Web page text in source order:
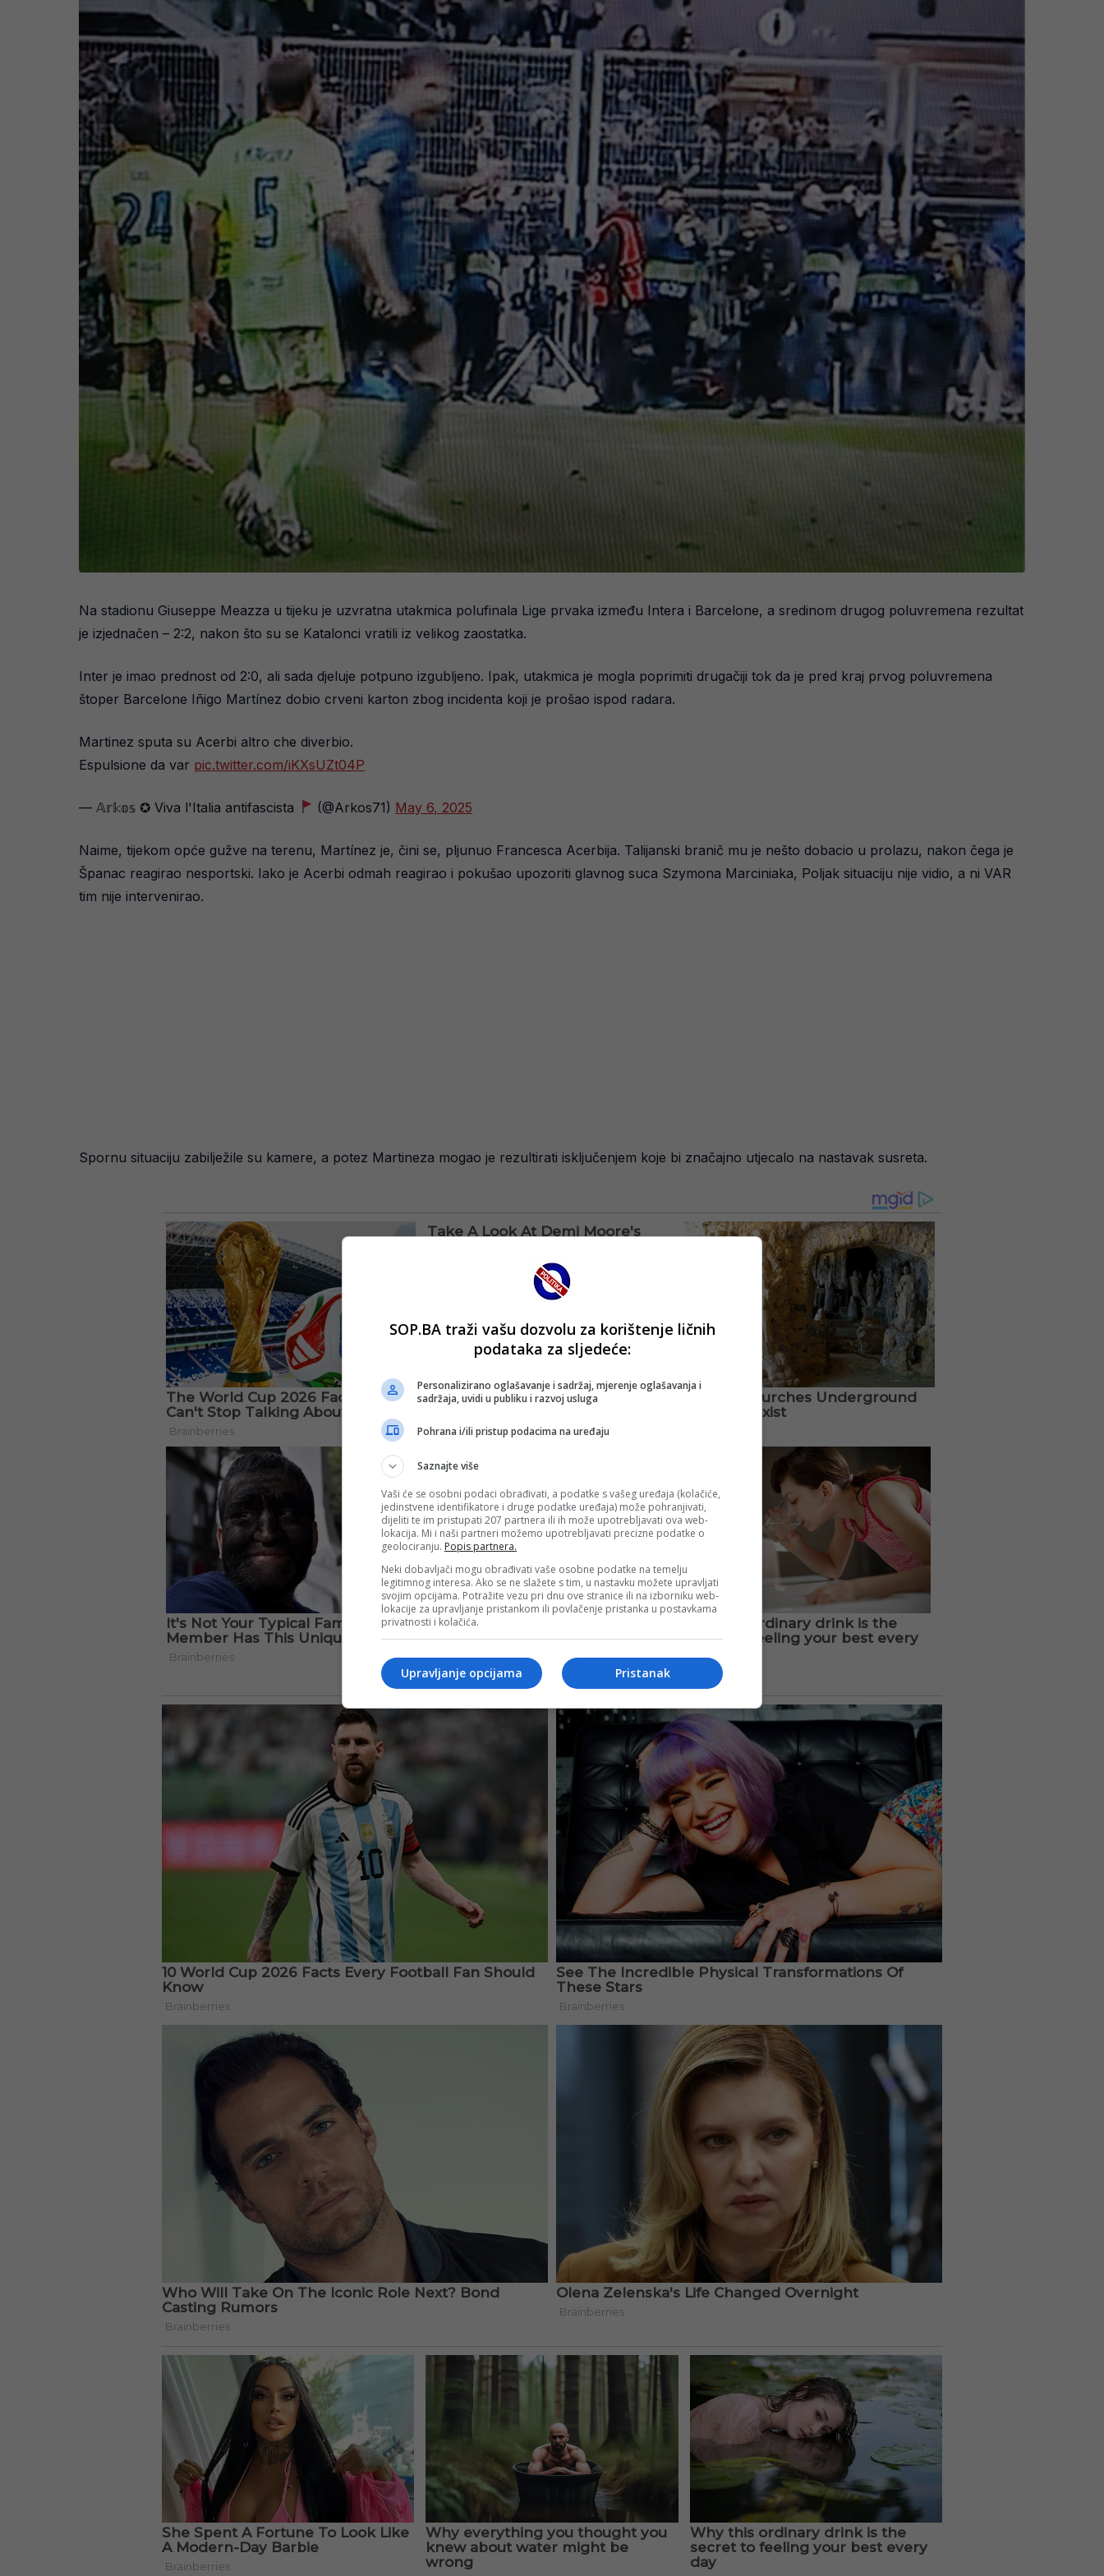
Na stadionu Giuseppe Meazza u tijeku je uzvratna utakmica polufinala Lige prvaka između Intera i Barcelone, a sredinom drugog poluvremena rezultat
je izjednačen – 2:2, nakon što su se Katalonci vratili iz velikog zaostatka.
Inter je imao prednost od 2:0, ali sada djeluje potpuno izgubljeno. Ipak, utakmica je mogla poprimiti drugačiji tok da je pred kraj prvog poluvremena
štoper Barcelone Iñigo Martínez dobio crveni karton zbog incidenta koji je prošao ispod radara.
Martinez sputa su Acerbi altro che diverbio.
Espulsione da var pic.twitter.com/iKXsUZt04P
— 𝔸𝕣𝕜𝕠𝕤 ✪ Viva l'Italia antifascista (@Arkos71) May 6, 2025
Naime, tijekom opće gužve na terenu, Martínez je, čini se, pljunuo Francesca Acerbija. Talijanski branič mu je nešto dobacio u prolazu, nakon čega je
Španac reagirao nesportski. Iako je Acerbi odmah reagirao i pokušao upozoriti glavnog suca Szymona Marciniaka, Poljak situaciju nije vidio, a ni VAR
tim nije intervenirao.
Spornu situaciju zabilježile su kamere, a potez Martineza mogao je rezultirati isključenjem koje bi značajno utjecalo na nastavak susreta.
SOP.BA traži vašu dozvolu za korištenje ličnih
podataka za sljedeće:
Personalizirano oglašavanje i sadržaj, mjerenje oglašavanja i
sadržaja, uvidi u publiku i razvoj usluga
Pohrana i/ili pristup podacima na uređaju
Saznajte više
Vaši će se osobni podaci obrađivati, a podatke s vašeg uređaja (kolačiće,
jedinstvene identifikatore i druge podatke uređaja) može pohranjivati,
dijeliti te im pristupati 207 partnera ili ih može upotrebljavati ova web-
lokacija. Mi i naši partneri možemo upotrebljavati precizne podatke o
geolociranju. Popis partnera.
Neki dobavljači mogu obrađivati vaše osobne podatke na temelju
legitimnog interesa. Ako se ne slažete s tim, u nastavku možete upravljati
svojim opcijama. Potražite vezu pri dnu ove stranice ili na izborniku web-
lokacije za upravljanje pristankom ili povlačenje pristanka u postavkama
privatnosti i kolačića.
Pristanak
Upravljanje opcijama